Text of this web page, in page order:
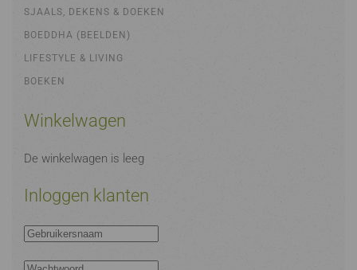
SJAALS, DEKENS & DOEKEN
BOEDDHA (BEELDEN)
LIFESTYLE & LIVING
BOEKEN
Winkelwagen
De winkelwagen is leeg
Inloggen klanten